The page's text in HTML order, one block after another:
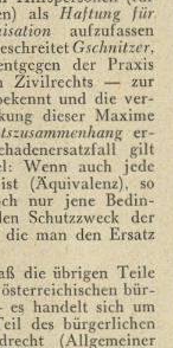
als Haftung fiir
aufzufassen
Gschnitzer,
der Praxis
Zivilrechts — zur
und die ver¬
dieser Maxime
er¬
gilt
Wenn auch jede
ist (Äquivalenz), so
nur jene Bedin¬
Schutzzweck der
die man den Ersatz
die übrigen Teile
österreichischen bür¬
es handelt sich um
des bürgerlichen
(Allgemeiner